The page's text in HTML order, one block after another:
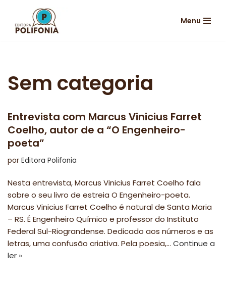
Pular
Menu
Sem categoria
Entrevista com Marcus Vinicius Farret
Coelho, autor de a “O Engenheiro-
poeta”
por Editora Polifonia
Nesta entrevista, Marcus Vinicius Farret Coelho fala
sobre o seu livro de estreia O Engenheiro-poeta.
Marcus Vinicius Farret Coelho é natural de Santa Maria
– RS. É Engenheiro Químico e professor do Instituto
Federal Sul-Riograndense. Dedicado aos números e as
letras, uma confusão criativa. Pela poesia,… Continue a
ler »